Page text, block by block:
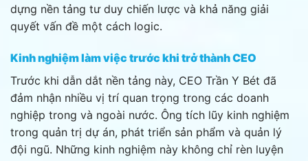
dựng nền tảng tư duy chiến lược và khả năng giải
quyết vấn đề một cách logic.
Kinh nghiệm làm việc trước khi trở thành CEO
Trước khi dẫn dắt nền tảng này, CEO Trần Y Bét đã
đảm nhận nhiều vị trí quan trọng trong các doanh
nghiệp trong và ngoài nước. Ông tích lũy kinh nghiệm
trong quản trị dự án, phát triển sản phẩm và quản lý
đội ngũ. Những kinh nghiệm này không chỉ rèn luyện